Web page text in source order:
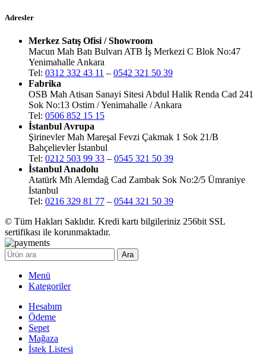
Adresler
Merkez Satış Ofisi / Showroom
Macun Mah Batı Bulvarı ATB İş Merkezi C Blok No:47
Yenimahalle Ankara
Tel: 0312 332 43 11 – 0542 321 50 39
Fabrika
OSB Mah Atisan Sanayi Sitesi Abdul Halik Renda Cad 241
Sok No:13 Ostim / Yenimahalle / Ankara
Tel: 0506 852 15 15
İstanbul Avrupa
Şirinevler Mah Mareşal Fevzi Çakmak 1 Sok 21/B
Bahçelievler İstanbul
Tel: 0212 503 99 33 – 0545 321 50 39
İstanbul Anadolu
Atatürk Mh Alemdağ Cad Zambak Sok No:2/5 Ümraniye
İstanbul
Tel: 0216 329 81 77 – 0544 321 50 39
© Tüm Hakları Saklıdır. Kredi kartı bilgileriniz 256bit SSL
sertifikası ile korunmaktadır.
Ara
Menü
Kategoriler
Hesabım
Ödeme
Sepet
Mağaza
İstek Listesi